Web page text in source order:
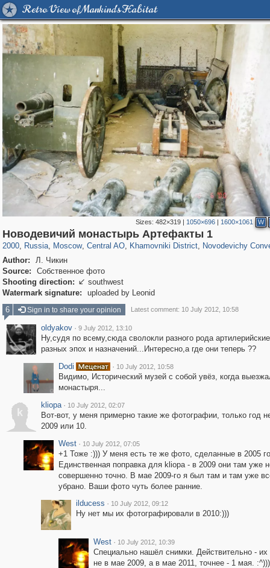
Retro View of Mankind's Habitat
Sizes: 482×319| 1050×696| 1600×1061 W
Новодевичий монастырь Артефакты 1
2000, Russia
1,406,258 29,243
, Moscow
319,780 8,286
, Central AO
159,978 5,916
, Khamovniki District
19,394 722
, Novodevichy
864
Author:
Л. Чикин
Source:
Собственное фото
Shooting direction:  southwest
Watermark signature:
uploaded by Leonid
6
Sign in to share your opinion Latest comment: 10 July 2012, 10:58
oldyakov · 9 July 2012, 13:10
Ну,судя по всему,сюда сволокли разного рода
разных эпох и назначений...Интересно,а где они теперь ??
Dodi
· 10 July 2012, 10:58
Видимо, Исторический музей с собой увёз, когда
монастыря...
k
kliopa · 10 July 2012, 02:07
Вот-вот, у меня примерно такие же фотографии, только год
2009 или 10.
West · 10 July 2012, 07:05
+1 Тоже :))) У меня есть те же фото, сделанные в 2005
Единственная поправка для kliopa - в 2009 они там уже
совершенно точно. В мае 2009-го я был там и там уже
убрано. Ваши фото чуть более ранние.
ilducess · 10 July 2012, 09:12
Ну нет мы их фотографировали в 2010:)))
West · 10 July 2012, 10:39
Специально нашёл снимки. Действительно -
не в мае 2009, а в мае 2011, точнее - 1 мая. :^)))